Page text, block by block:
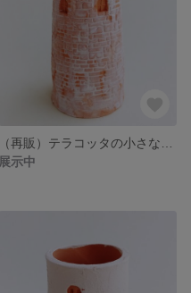
展示中